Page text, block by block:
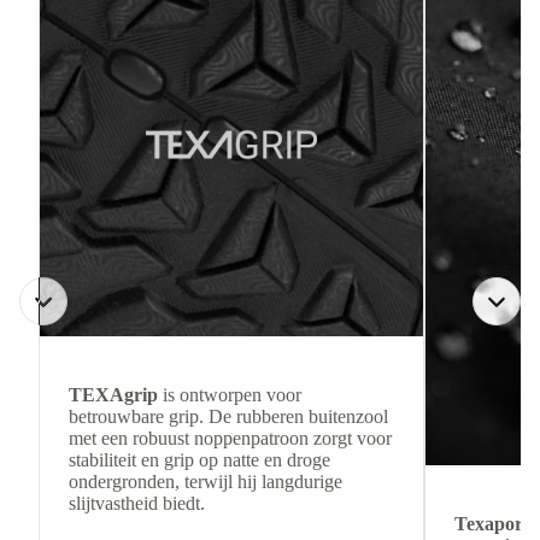
TEXAgrip is ontworpen voor
betrouwbare grip. De rubberen buitenzool
met een robuust noppenpatroon zorgt voor
stabiliteit en grip op natte en droge
ondergronden, terwijl hij langdurige
slijtvastheid biedt.
Texapore